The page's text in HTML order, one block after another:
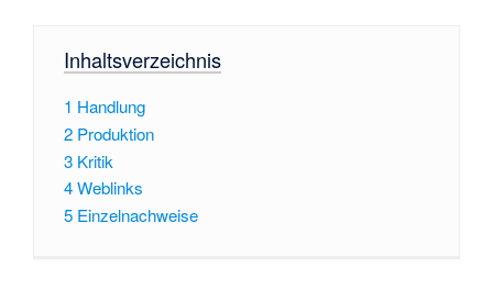
Inhaltsverzeichnis
1 Handlung
2 Produktion
3 Kritik
4Weblinks
5 Einzelnachweise